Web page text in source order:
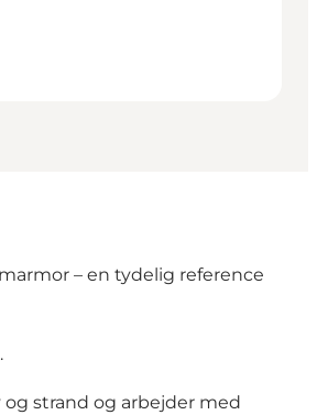
– en tydelig reference
strand og arbejder med